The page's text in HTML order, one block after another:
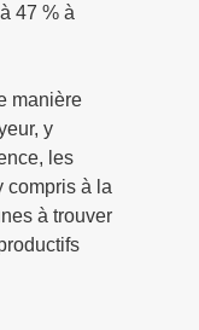
47 % à
manière
y
les
compris à la
à trouver